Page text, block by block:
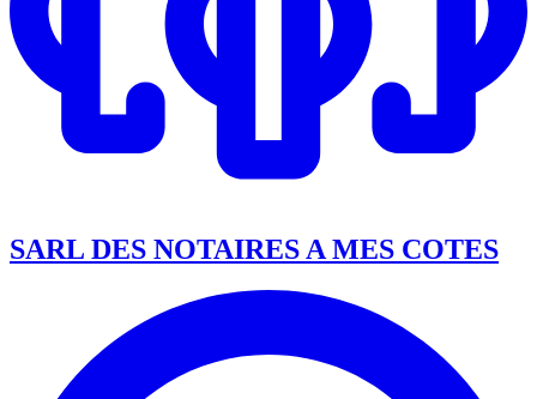
SARL DES NOTAIRES A MES COTES